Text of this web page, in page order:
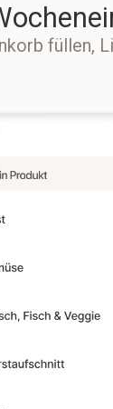
füllen,